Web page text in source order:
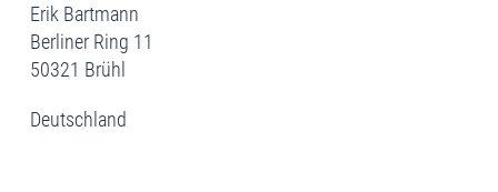
Erik Bartmann
Berliner Ring 11
50321 Brühl
Deutschland